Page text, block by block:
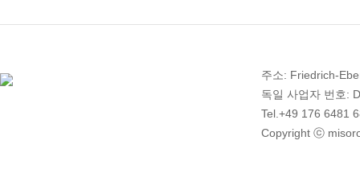
주소: Friedrich-
독일 사업자 번호:
Tel.+49 176 6481
Copyright ⓒ